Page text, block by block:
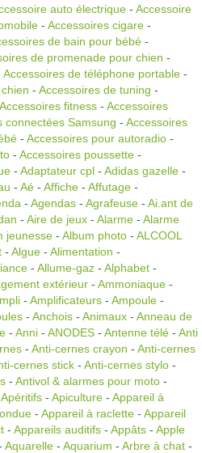
auto électrique - Accessoire
- Accessoires cigare -
de bain pour bébé -
de promenade pour chien -
Accessoires de téléphone portable -
- Accessoires de tuning -
Accessoires fitness - Accessoires
connectées Samsung - Accessoires
- Accessoires pour autoradio -
- Accessoires poussette -
- Adaptateur cpl - Adidas gazelle -
- Aé - Affiche - Affutage -
- Agendas - Agrafeuse - Ai.ant de
- Aire de jeux - Alarme - Alarme
jeunesse - Album photo - ALCOOL
- Algue - Alimentation -
- Allume-gaz - Alphabet -
extérieur - Ammoniaque -
- Amplificateurs - Ampoule -
- Anchois - Animaux - Anneau de
- Anni - ANODES - Antenne télé - Anti
- Anti-cernes crayon - Anti-cernes
cernes stick - Anti-cernes stylo -
- Antivol & alarmes pour moto -
Apéritifs - Apiculture - Appareil à
- Appareil à raclette - Appareil
- Appareils auditifs - Appâts - Apple
Aquarelle - Aquarium - Arbre à chat -